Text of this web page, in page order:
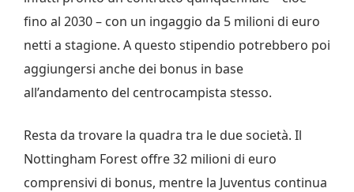
fino al 2030 – con un ingaggio da 5 milioni di euro
netti a stagione. A questo stipendio potrebbero poi
aggiungersi anche dei bonus in base
all’andamento del centrocampista stesso.
Resta da trovare la quadra tra le due società. Il
Nottingham Forest offre 32 milioni di euro
comprensivi di bonus, mentre la Juventus continua